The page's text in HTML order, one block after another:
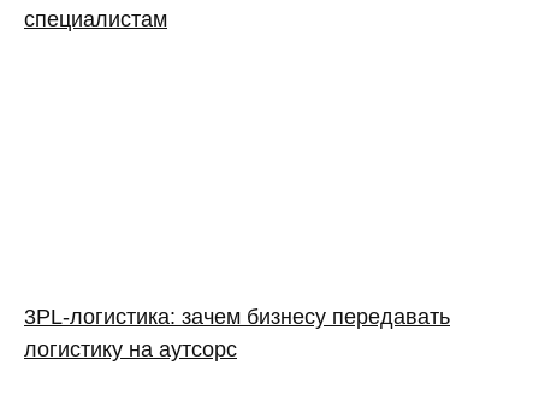
специалистам
3PL‑логистика: зачем бизнесу передавать
логистику на аутсорс